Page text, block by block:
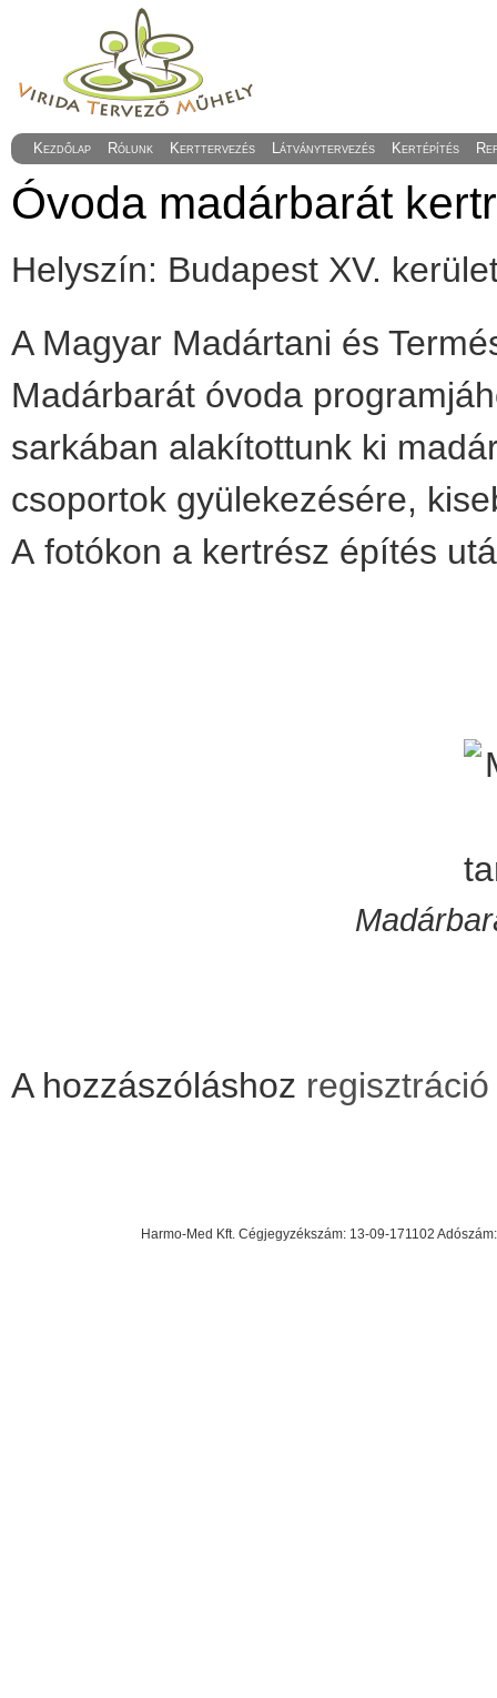
Kezdőlap Rólunk Kerttervezés Látványtervezés Kertépítés
Óvoda madárbarát
Helyszín: Budapest XV.
A Magyar Madártani és
Madárbarát óvoda
sarkában alakítottunk ki
csoportok gyülekezésére,
A fotókon a kertrész építés
A hozzászóláshoz regisztráció
Harmo-Med Kft. Cégjegyzékszám: 13-09-171102